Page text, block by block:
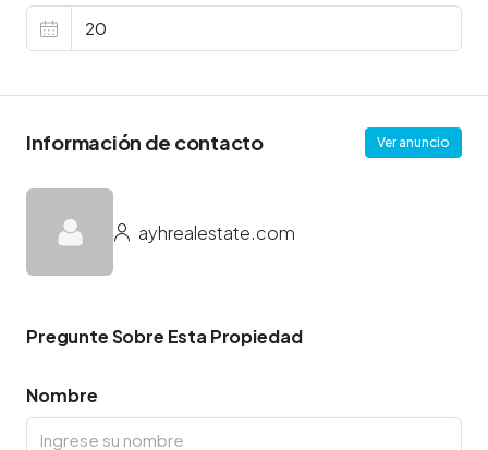
Información de contacto Ver anuncio
ayhrealestate.com
Pregunte Sobre Esta Propiedad
Nombre